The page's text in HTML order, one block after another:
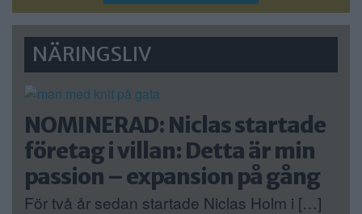
NÄRINGSLIV
NOMINERAD: Niclas startade
företag i villan: Detta är min
passion – expansion på gång
För två år sedan startade Niclas Holm i […]